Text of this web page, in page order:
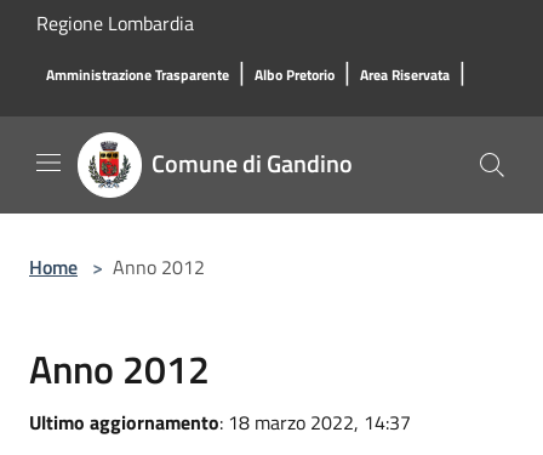
Salta al contenuto principale
Regione Lombardia
Amministrazione Trasparente | Albo Pretorio | Area Riservata |
Comune di Gandino
Home > Anno 2012
Anno 2012
Ultimo aggiornamento: 18 marzo 2022, 14:37